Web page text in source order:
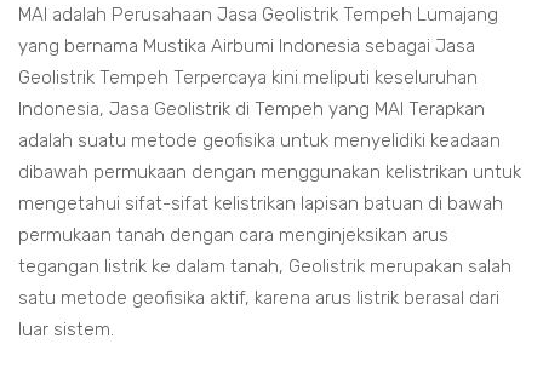
MAI adalah Perusahaan Jasa Geolistrik Tempeh Lumajang
yang bernama Mustika Airbumi Indonesia sebagai Jasa
Geolistrik Tempeh Terpercaya kini meliputi keseluruhan
Indonesia, Jasa Geolistrik di Tempeh yang MAI Terapkan
adalah suatu metode geofisika untuk menyelidiki keadaan
dibawah permukaan dengan menggunakan kelistrikan untuk
mengetahui sifat-sifat kelistrikan lapisan batuan di bawah
permukaan tanah dengan cara menginjeksikan arus
tegangan listrik ke dalam tanah, Geolistrik merupakan salah
satu metode geofisika aktif, karena arus listrik berasal dari
luar sistem.